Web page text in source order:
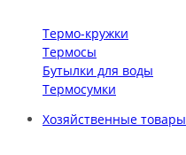
Термо-кружки
Термосы
Бутылки для воды
Термосумки
Хозяйственные товары